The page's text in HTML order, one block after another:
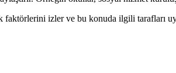
faktörlerini izler ve bu konuda ilgili tarafları